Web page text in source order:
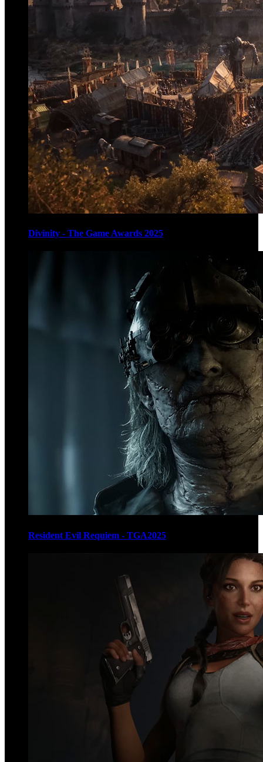
Divinity - The Game Awards 2025
Resident Evil Requiem - TGA2025